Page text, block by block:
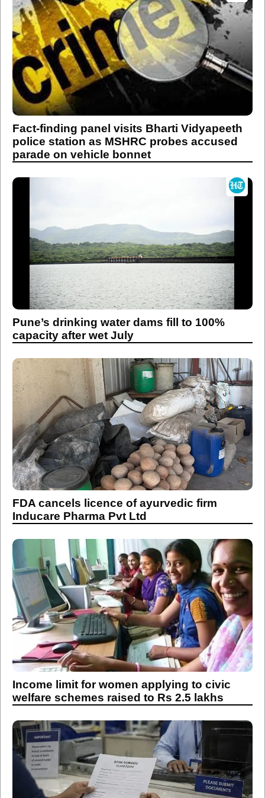
Fact-finding panel visits Bharti Vidyapeeth
police station as MSHRC probes accused
parade on vehicle bonnet
Pune’s drinking water dams fill to 100%
capacity after wet July
FDA cancels licence of ayurvedic firm
Inducare Pharma Pvt Ltd
Income limit for women applying to civic
welfare schemes raised to Rs 2.5 lakhs